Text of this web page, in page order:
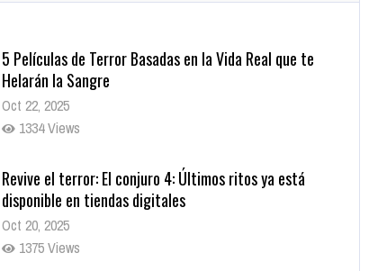
5 Películas de Terror Basadas en la Vida Real que te
Helarán la Sangre
Oct 22, 2025
1334 Views
Revive el terror: El conjuro 4: Últimos ritos ya está
disponible en tiendas digitales
Oct 20, 2025
1375 Views